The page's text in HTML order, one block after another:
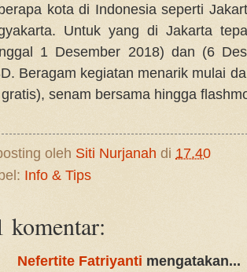
kota di Indonesia seperti
Untuk yang di Jakarta
1 Desember 2018) dan (6
Beragam kegiatan menarik mulai
senam bersama hingga
oleh Siti Nurjanah di 17.40
Info & Tips
komentar:
Nefertite Fatriyanti mengatakan...